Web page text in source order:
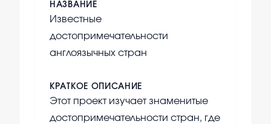
НАЗВАНИЕ
Известные
достопримечательности
англоязычных стран
КРАТКОЕ ОПИСАНИЕ
Этот проект изучает знаменитые
достопримечательности стран, где